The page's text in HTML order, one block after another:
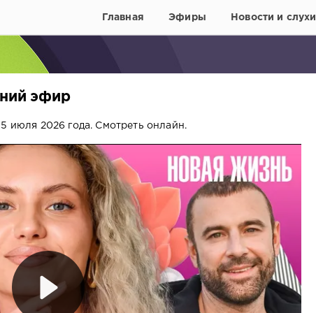
Главная Эфиры Новости и слухи
эфир
июля 2026 года. Смотреть онлайн.